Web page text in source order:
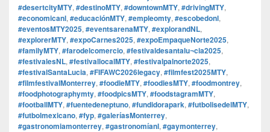
#desertcityMTY, #destinoMTY, #downtownMTY, #drivingMTY,
#economicanl, #educaciónMTY, #empleomty, #escobedonl,
#eventosMTY2025, #eventsarenaMTY, #explorandNL,
#explorerMTY, #expoCarnes2025, #expoEmpaqueNorte2025,
#familyMTY, #farodelcomercio, #festivaldesantalu¬cia2025,
#festivalesNL, #festivallocalMTY, #festivalpalnorte2025,
#festivalSantaLucia, #FIFAWC2026legacy, #filmfest2025MTY,
#filmfestivalMonterrey, #foodieMTY, #foodiesMTY, #foodmontrey,
#foodphotographymty, #foodpicsMTY, #foodstagramMTY,
#footballMTY, #fuentedeneptuno, #fundidorapark, #futbolisedelMTY,
#futbolmexicano, #fyp, #galeríasMonterrey,
#gastronomiamonterrey, #gastronomíanl, #gaymonterrey,